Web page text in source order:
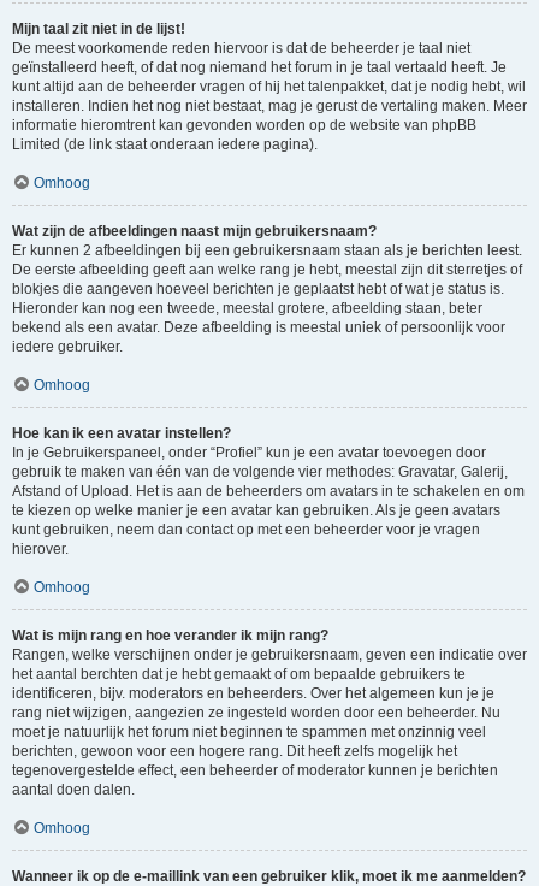
Mijn taal zit niet in de lijst!
De meest voorkomende reden hiervoor is dat de beheerder je taal niet
geïnstalleerd heeft, of dat nog niemand het forum in je taal vertaald heeft. Je
kunt altijd aan de beheerder vragen of hij het talenpakket, dat je nodig hebt, wil
installeren. Indien het nog niet bestaat, mag je gerust de vertaling maken. Meer
informatie hieromtrent kan gevonden worden op de website van phpBB
Limited (de link staat onderaan iedere pagina).
Omhoog
Wat zijn de afbeeldingen naast mijn gebruikersnaam?
Er kunnen 2 afbeeldingen bij een gebruikersnaam staan als je berichten leest.
De eerste afbeelding geeft aan welke rang je hebt, meestal zijn dit sterretjes of
blokjes die aangeven hoeveel berichten je geplaatst hebt of wat je status is.
Hieronder kan nog een tweede, meestal grotere, afbeelding staan, beter
bekend als een avatar. Deze afbeelding is meestal uniek of persoonlijk voor
iedere gebruiker.
Omhoog
Hoe kan ik een avatar instellen?
In je Gebruikerspaneel, onder “Profiel” kun je een avatar toevoegen door
gebruik te maken van één van de volgende vier methodes: Gravatar, Galerij,
Afstand of Upload. Het is aan de beheerders om avatars in te schakelen en om
te kiezen op welke manier je een avatar kan gebruiken. Als je geen avatars
kunt gebruiken, neem dan contact op met een beheerder voor je vragen
hierover.
Omhoog
Wat is mijn rang en hoe verander ik mijn rang?
Rangen, welke verschijnen onder je gebruikersnaam, geven een indicatie over
het aantal berchten dat je hebt gemaakt of om bepaalde gebruikers te
identificeren, bijv. moderators en beheerders. Over het algemeen kun je je
rang niet wijzigen, aangezien ze ingesteld worden door een beheerder. Nu
moet je natuurlijk het forum niet beginnen te spammen met onzinnig veel
berichten, gewoon voor een hogere rang. Dit heeft zelfs mogelijk het
tegenovergestelde effect, een beheerder of moderator kunnen je berichten
aantal doen dalen.
Omhoog
Wanneer ik op de e-maillink van een gebruiker klik, moet ik me aanmelden?